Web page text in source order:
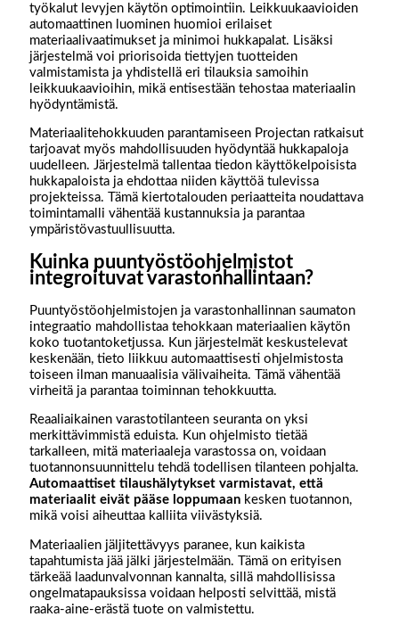
työkalut levyjen käytön optimointiin. Leikkuukaavioiden
automaattinen luominen huomioi erilaiset
materiaalivaatimukset ja minimoi hukkapalat. Lisäksi
järjestelmä voi priorisoida tiettyjen tuotteiden
valmistamista ja yhdistellä eri tilauksia samoihin
leikkuukaavioihin, mikä entisestään tehostaa materiaalin
hyödyntämistä.
Materiaalitehokkuuden parantamiseen Projectan ratkaisut
tarjoavat myös mahdollisuuden hyödyntää hukkapaloja
uudelleen. Järjestelmä tallentaa tiedon käyttökelpoisista
hukkapaloista ja ehdottaa niiden käyttöä tulevissa
projekteissa. Tämä kiertotalouden periaatteita noudattava
toimintamalli vähentää kustannuksia ja parantaa
ympäristövastuullisuutta.
Kuinka puuntyöstöohjelmistot
integroituvat varastonhallintaan?
Puuntyöstöohjelmistojen ja varastonhallinnan saumaton
integraatio mahdollistaa tehokkaan materiaalien käytön
koko tuotantoketjussa. Kun järjestelmät keskustelevat
keskenään, tieto liikkuu automaattisesti ohjelmistosta
toiseen ilman manuaalisia välivaiheita. Tämä vähentää
virheitä ja parantaa toiminnan tehokkuutta.
Reaaliaikainen varastotilanteen seuranta on yksi
merkittävimmistä eduista. Kun ohjelmisto tietää
tarkalleen, mitä materiaaleja varastossa on, voidaan
tuotannonsuunnittelu tehdä todellisen tilanteen pohjalta.
Automaattiset tilaushälytykset varmistavat, että
materiaalit eivät pääse loppumaan kesken tuotannon,
mikä voisi aiheuttaa kalliita viivästyksiä.
Materiaalien jäljitettävyys paranee, kun kaikista
tapahtumista jää jälki järjestelmään. Tämä on erityisen
tärkeää laadunvalvonnan kannalta, sillä mahdollisissa
ongelmatapauksissa voidaan helposti selvittää, mistä
raaka-aine-erästä tuote on valmistettu.